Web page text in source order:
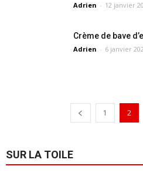
Adrien - 12 janvier
Crème de bave
Adrien - 6 janvier
1 2
SUR LA TOILE